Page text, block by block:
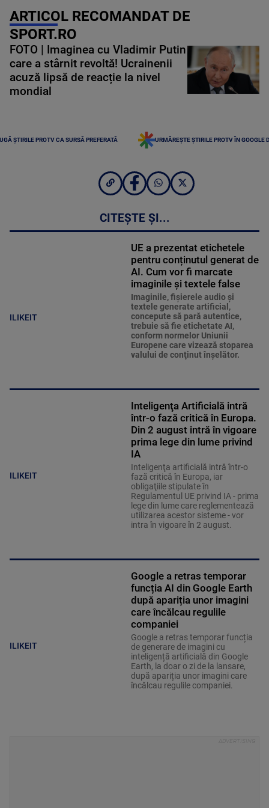
ARTICOL RECOMANDAT DE
SPORT.RO
FOTO | Imaginea cu Vladimir Putin
care a stârnit revoltă! Ucrainenii
acuză lipsă de reacție la nivel
mondial
ȘTIRILE PROTV CA SURSĂ PREFERATĂ URMĂREȘTE ȘTIRILE PROTV ÎN GOOGLE
CITEȘTE ȘI...
ILIKEIT
UE a prezentat etichetele
pentru conținutul generat de
AI. Cum vor fi marcate
imaginile și textele false
Imaginile, fişierele audio şi
textele generate artificial,
concepute să pară autentice,
trebuie să fie etichetate AI,
conform normelor Uniunii
Europene care vizează stoparea
valului de conţinut înşelător.
ILIKEIT
Inteligenţa Artificială intră
într-o fază critică în Europa.
Din 2 august intră în vigoare
prima lege din lume privind
IA
Inteligenţa artificială intră într-o
fază critică în Europa, iar
obligaţiile stipulate în
Regulamentul UE privind IA - prima
lege din lume care reglementează
utilizarea acestor sisteme - vor
intra în vigoare în 2 august.
ILIKEIT
Google a retras temporar
funcția AI din Google Earth
după apariția unor imagini
care încălcau regulile
companiei
Google a retras temporar funcția
de generare de imagini cu
inteligență artificială din Google
Earth, la doar o zi de la lansare,
după apariția unor imagini care
încălcau regulile companiei.